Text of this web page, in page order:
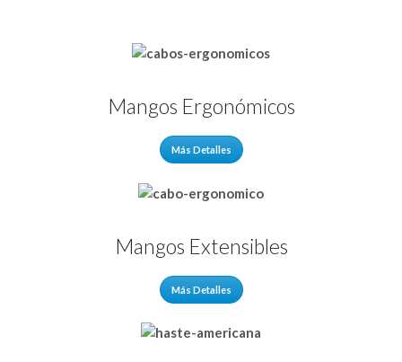
Mangos Ergonómicos
Más Detalles
Mangos Extensibles
Más Detalles